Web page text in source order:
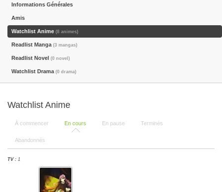
Informations Générales
Amis
Watchlist Anime (8 animes)
Readlist Manga (3 mangas)
Readlist Novel (0 novel)
Watchlist Drama (0 drama)
Watchlist Anime
À commencer En cours En pause Terminés
Abandonnés
TV : 1